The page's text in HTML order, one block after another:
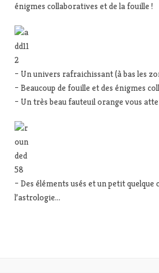
énigmes collaboratives et de la fouille !
– Un univers rafraichissant (à bas les
– Beaucoup de fouille et des énigmes
– Un très beau fauteuil orange vous
– Des éléments usés et un petit quelque
l’astrologie…